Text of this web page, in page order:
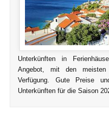
Unterkünften in
Angebot, mit den meisten
Verfügung. Gute Preise
Unterkünften für die Saison